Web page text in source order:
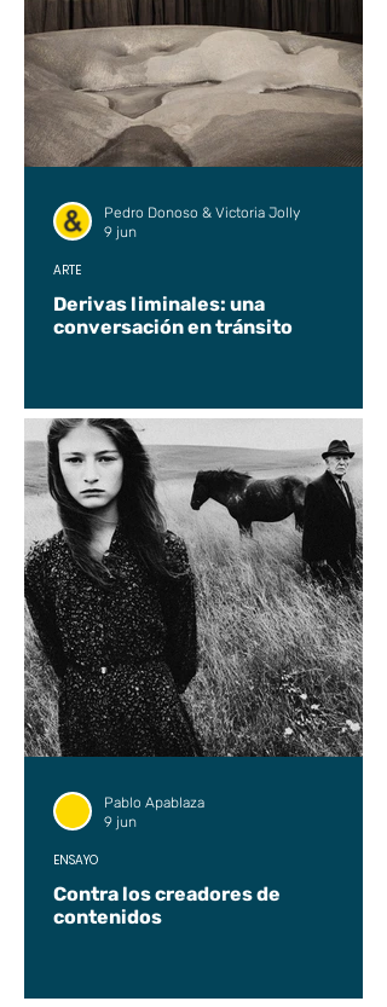
Derivas liminales: una
conversación en tránsito
ARTE
Pedro Donoso & Victoria Jolly
9 jun
Contra los creadores de
contenidos
ENSAYO
Pablo Apablaza
9 jun